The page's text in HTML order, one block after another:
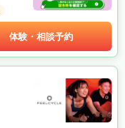
体験・相談予約